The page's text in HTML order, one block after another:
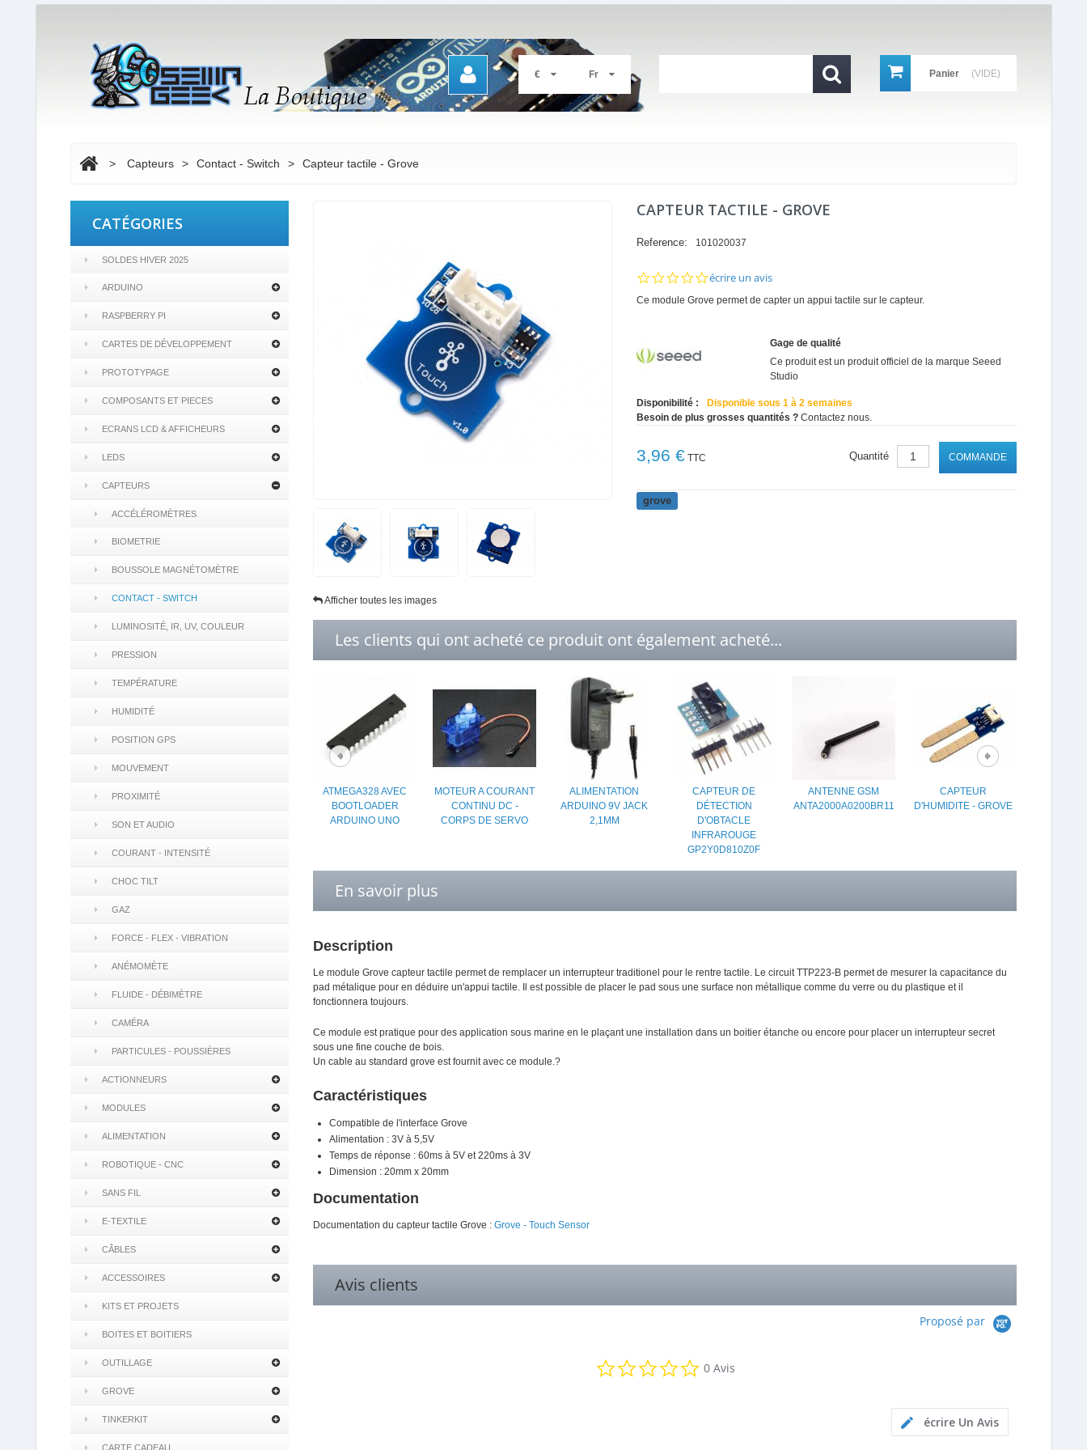
Panier (VIDE)
€ Fr
> Capteurs > Contact - Switch > Capteur tactile - Grove
CATÉGORIES
SOLDES HIVER 2025
ARDUINO
RASPBERRY PI
CARTES DE DÉVELOPPEMENT
PROTOTYPAGE
COMPOSANTS ET PIECES
ECRANS LCD & AFFICHEURS
LEDS
CAPTEURS
ACCÉLÉROMÈTRES
BIOMETRIE
BOUSSOLE MAGNÉTOMÈTRE
CONTACT - SWITCH
LUMINOSITÉ, IR, UV, COULEUR
PRESSION
TEMPÉRATURE
HUMIDITÉ
POSITION GPS
MOUVEMENT
PROXIMITÉ
SON ET AUDIO
COURANT - INTENSITÉ
CHOC TILT
GAZ
FORCE - FLEX - VIBRATION
ANÉMOMÈTE
FLUIDE - DÉBIMÈTRE
CAMÉRA
PARTICULES - POUSSIÈRES
ACTIONNEURS
MODULES
ALIMENTATION
ROBOTIQUE - CNC
SANS FIL
E-TEXTILE
CÂBLES
ACCESSOIRES
KITS ET PROJETS
BOITES ET BOITIERS
OUTILLAGE
GROVE
TINKERKIT
CARTE CADEAU
Afficher toutes les images
CAPTEUR TACTILE - GROVE
Reference: 101020037
0.0
rating
écrire un avis
Ce module Grove permet de capter un appui tactile sur le capteur.
Gage de qualité
Ce produit est un produit officiel de la marque Seeed
Studio
Disponibilité :
Disponible sous 1 à 2 semaines
Besoin de plus grosses quantités ? Contactez nous.
3,96 € TTC COMMANDE
Quantité
grove
Les clients qui ont acheté ce produit ont également acheté...
ATMEGA328 AVEC
BOOTLOADER
ARDUINO UNO
MOTEUR A COURANT
CONTINU DC -
CORPS DE SERVO
ALIMENTATION
ARDUINO 9V JACK
2,1MM
CAPTEUR DE
DÉTECTION
D'OBTACLE
INFRAROUGE
GP2Y0D810Z0F
ANTENNE GSM
ANTA2000A0200BR11
CAPTEUR
D'HUMIDITE - GROVE
En savoir plus
Description
Le module Grove capteur tactile permet de remplacer un interrupteur traditionel pour le rentre tactile. Le circuit TTP223-B permet de mesurer la capacitance du
pad métalique pour en déduire un'appui tactile. Il est possible de placer le pad sous une surface non métallique comme du verre ou du plastique et il
fonctionnera toujours.
Ce module est pratique pour des application sous marine en le plaçant une installation dans un boitier étanche ou encore pour placer un interrupteur secret
sous une fine couche de bois.
Un cable au standard grove est fournit avec ce module.?
Caractéristiques
Compatible de l'interface Grove
Alimentation : 3V à 5,5V
Temps de réponse : 60ms à 5V et 220ms à 3V
Dimension : 20mm x 20mm
Documentation
Documentation du capteur tactile Grove : Grove - Touch Sensor
Avis clients
Proposé par
0.0
star
0 Avis
écrire Un Avis